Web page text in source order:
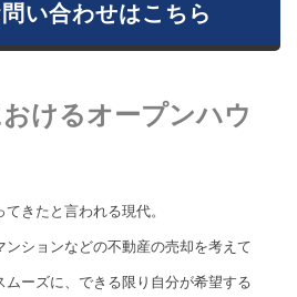
い合わせはこちら
けるオープンハウ
きたと言われる現代。
ションなどの不動産の売却を考えて
ムーズに、できる限り自分が希望する